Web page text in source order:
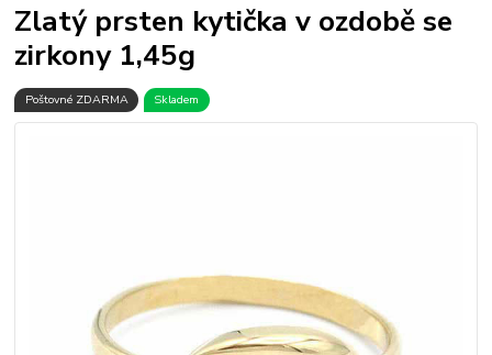
Zlatý prsten kytička v ozdobě se
zirkony 1,45g
Poštovné ZDARMA Skladem